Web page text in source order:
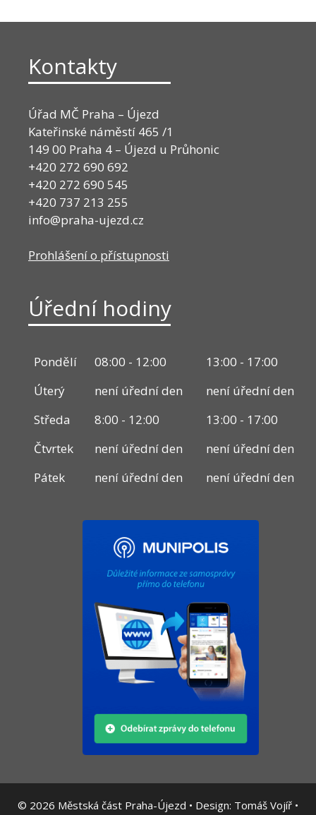
Kontakty
Úřad MČ Praha – Újezd
Kateřinské náměstí 465 /1
149 00 Praha 4 – Újezd u Průhonic
+420 272 690 692
+420 272 690 545
+420 737 213 255
info@praha-ujezd.cz
Prohlášení o přístupnosti
Úřední hodiny
Pondělí 08:00 - 12:00
13:00 - 17:00
Úterý
není úřední den
není úřední den
Středa
8:00 - 12:00
13:00 - 17:00
Čtvrtek
není úřední den
není úřední den
Pátek
není úřední den není úřední den
© 2026 Městská část Praha-Újezd • Design: Tomáš Vojíř •